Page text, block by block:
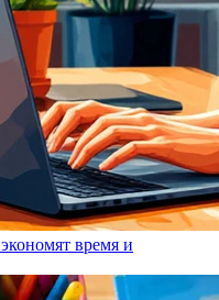
время и